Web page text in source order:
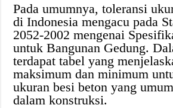
Pada umumnya, toleransi
di Indonesia mengacu pada
2052-2002 mengenai
untuk Bangunan Gedung.
terdapat tabel yang
maksimum dan minimum
ukuran besi beton yang
dalam konstruksi.